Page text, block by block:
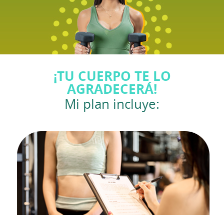
¡TU CUERPO TE LO
AGRADECERÁ!
Mi plan incluye: